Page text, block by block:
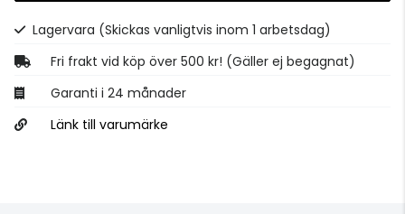
Lagervara (Skickas vanligtvis inom 1 arbetsdag)
Fri frakt vid köp över 500 kr! (Gäller ej begagnat)
Garanti i 24 månader
Länk till varumärke